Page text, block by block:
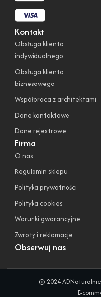
Firma
O nas
Regulamin sklepu
Polityka prywatności
Polityka cookies
Warunki gwarancyjne
Zwroty i reklamacje
Kontakt
Obsługa klienta
indywidualnego
Obsługa klienta
biznesowego
Współpraca z architektami
Dane kontaktowe
Dane rejestrowe
Obserwuj nas
© 2024
E-